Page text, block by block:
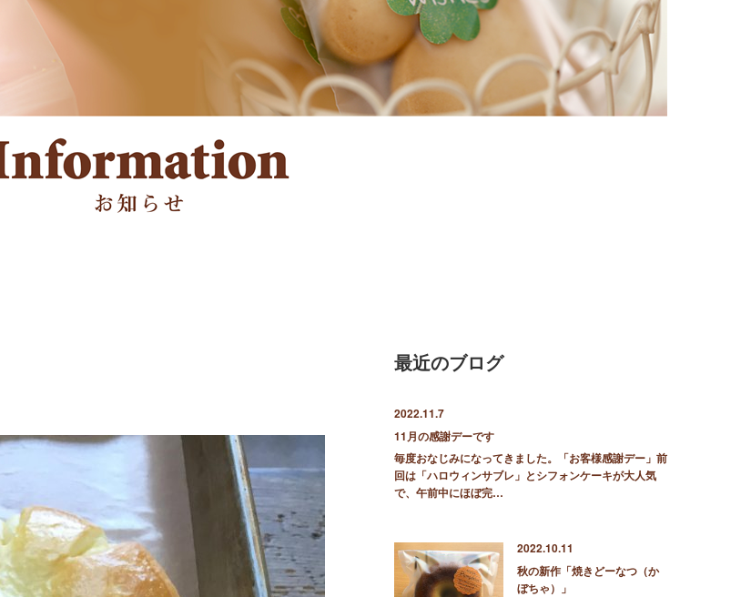
最近のブログ
2022.11.7
11月の感謝デーです
毎度おなじみになってきました。「お客様感謝デー」前
回は「ハロウィンサブレ」とシフォンケーキが大人気
で、午前中にほぼ完…
2022.10.11
秋の新作「焼きどーなつ（か
ぼちゃ）」